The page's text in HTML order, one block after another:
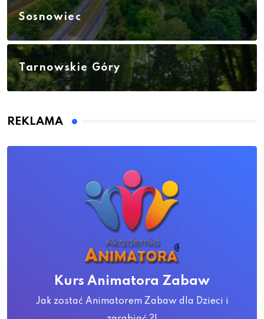
Sosnowiec
Tarnowskie Góry
REKLAMA
Kurs Animatora Zabaw
Jak zostać Animatorem Zabaw dla Dzieci i